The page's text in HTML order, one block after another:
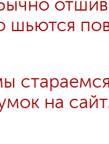
шьются
на